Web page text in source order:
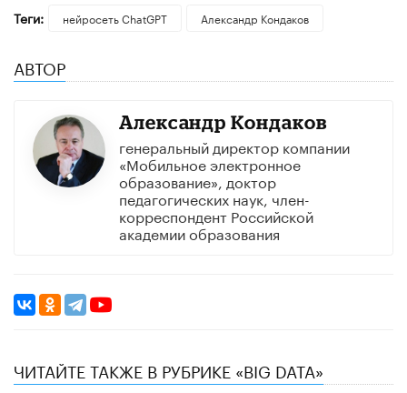
Теги: нейросеть ChatGPT Александр Кондаков
АВТОР
Александр Кондаков
генеральный директор компании
«Мобильное электронное
образование», доктор
педагогических наук, член-
корреспондент Российской
академии образования
ЧИТАЙТЕ ТАКЖЕ В РУБРИКЕ «BIG DATA»